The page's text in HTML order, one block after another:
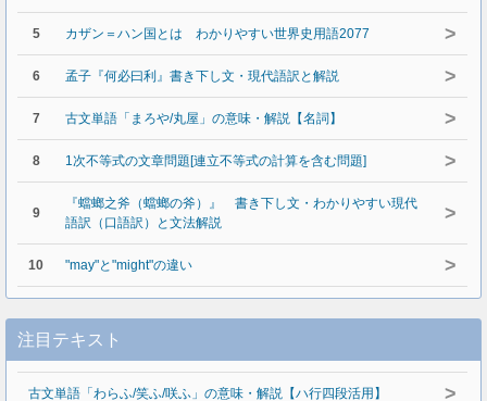
5 カザン＝ハン国とは わかりやすい世界史用語2077 >
6 孟子『何必曰利』書き下し文・現代語訳と解説 >
7 古文単語「まろや/丸屋」の意味・解説【名詞】 >
8 1次不等式の文章問題[連立不等式の計算を含む問題] >
9
『蟷螂之斧（蟷螂の斧）』 書き下し文・わかりやすい現代
語訳（口語訳）と文法解説
>
10 "may"と"might"の違い >
注目テキスト
古文単語「わらふ/笑ふ/咲ふ」の意味・解説【ハ行四段活用】 >